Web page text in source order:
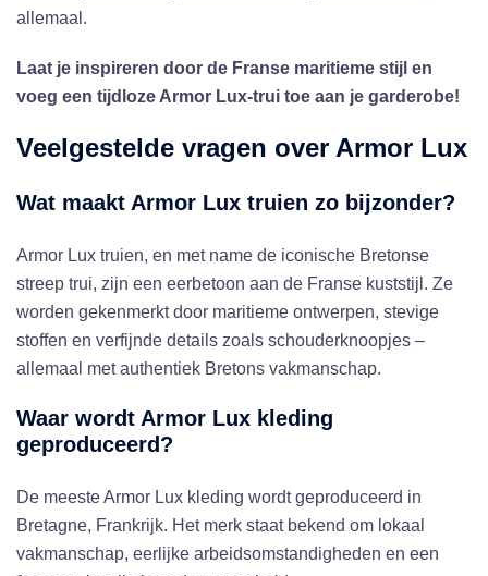
allemaal.
Laat je inspireren door de Franse maritieme stijl en
voeg een tijdloze Armor Lux-trui toe aan je garderobe!
Veelgestelde vragen over Armor Lux
Wat maakt Armor Lux truien zo bijzonder?
Armor Lux truien, en met name de iconische Bretonse
streep trui, zijn een eerbetoon aan de Franse kuststijl. Ze
worden gekenmerkt door maritieme ontwerpen, stevige
stoffen en verfijnde details zoals schouderknoopjes –
allemaal met authentiek Bretons vakmanschap.
Waar wordt Armor Lux kleding
geproduceerd?
De meeste Armor Lux kleding wordt geproduceerd in
Bretagne, Frankrijk. Het merk staat bekend om lokaal
vakmanschap, eerlijke arbeidsomstandigheden en een